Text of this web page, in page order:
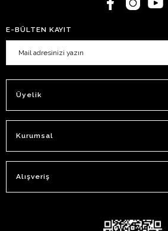
E-BÜLTEN KAYIT
Üyelik
Kurumsal
Alışveriş